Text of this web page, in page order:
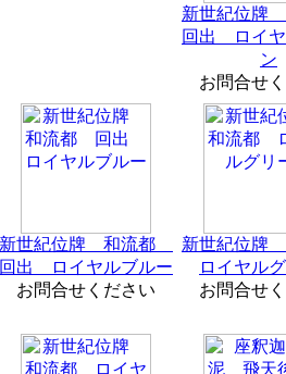
新世紀位
回出 ロイヤ
ン
お問合せ
新世紀位牌 和流都
回出 ロイヤルブルー
お問合せください
新世紀位
ロイヤル
お問合せ